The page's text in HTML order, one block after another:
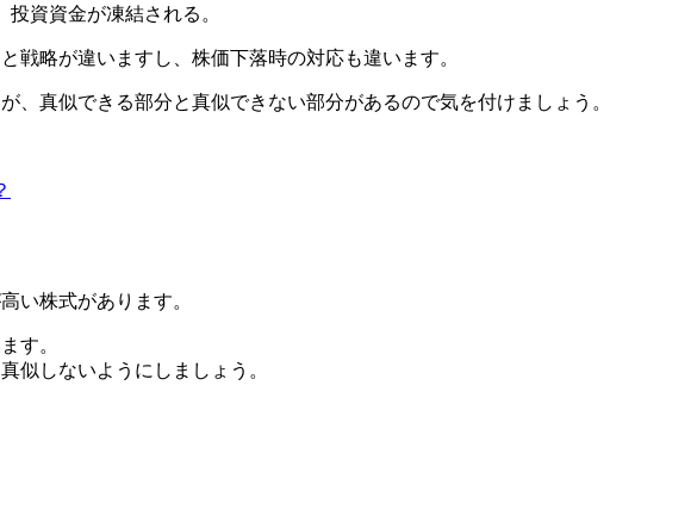
資資金が凍結される。
戦略が違いますし、株価下落時の対応も違います。
、真似できる部分と真似できない部分があるので気を付けましょう。
い株式があります。
す。
似しないようにしましょう。